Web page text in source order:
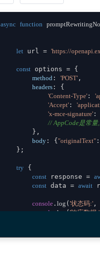
async function
let url = 'https://
const options = {
method : 'POST' ,
headers : {
'Content-Type' :
'Accept' :
'x-mce-signature' :
// AppCode是常量
        },
body : { "originalText" :
    };
try {
const response =
const data = await
console . log ( '状态码:' ,
console
log ( '响应数据:'
    }
catch (error) {